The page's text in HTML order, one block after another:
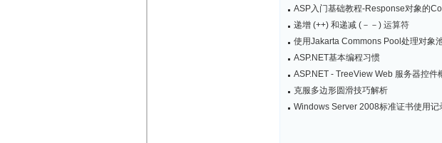
ASP入门基础教程-Response对象的
递增 (++) 和递减 (－－) 运算符
使用Jakarta Commons Pool处理对象
ASP.NET基本编程习惯
ASP.NET - TreeView Web 服务器控件
克服多边形圆滑技巧解析
Windows Server 2008标准证书使用记